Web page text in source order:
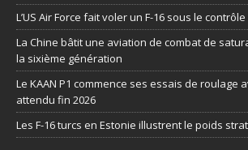
L’US Air Force fait voler un F-16 sous le contrôle
La Chine bâtit une aviation de combat de
la sixième génération
Le KAAN P1 commence ses essais de roulage
attendu fin 2026
Les F-16 turcs en Estonie illustrent le poids